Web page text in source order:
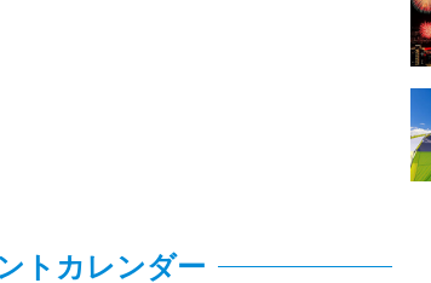
トカレンダー